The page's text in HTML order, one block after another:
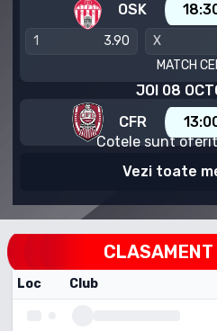
OSK
1 3.90 X
MATCH
JOI 08
CFR
Cotele sunt
Vezi toate
CLASAMENT
Loc Club